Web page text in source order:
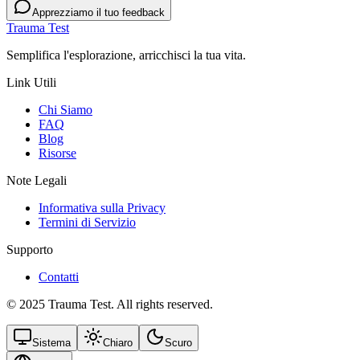
Apprezziamo il tuo feedback
Trauma Test
Semplifica l'esplorazione, arricchisci la tua vita.
Link Utili
Chi Siamo
FAQ
Blog
Risorse
Note Legali
Informativa sulla Privacy
Termini di Servizio
Supporto
Contatti
© 2025 Trauma Test. All rights reserved.
Sistema Chiaro Scuro